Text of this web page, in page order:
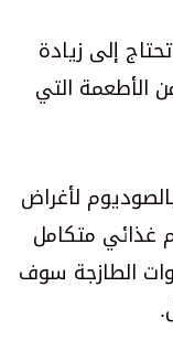
إلى زيادة
الأطعمة التي
لأغراض
غذائي متكامل
الطازجة سوف